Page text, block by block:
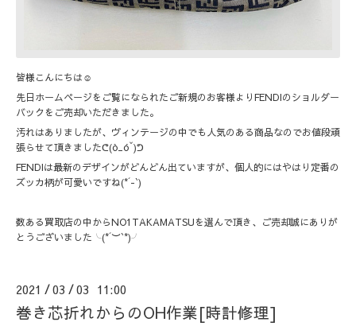
皆様こんにちは☺︎
先日ホームページをご覧になられたご新規のお客様よりFENDIのショルダー
バックをご売却いただきました。
汚れはありましたが、ヴィンテージの中でも人気のある商品なのでお値段頑
張らせて頂きましたᕦ(ò_óˇ)ᕤ
FENDIは最新のデザインがどんどん出ていますが、個人的にはやはり定番の
ズッカ柄が可愛いですね(*´-`)
数ある買取店の中からNO1TAKAMATSUを選んで頂き、ご売却誠にありが
とうございました╰(*´︶`*)╯
2021 /03 /03 11:00
巻き芯折れからのOH作業[時計修理]